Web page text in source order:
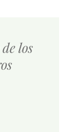
los